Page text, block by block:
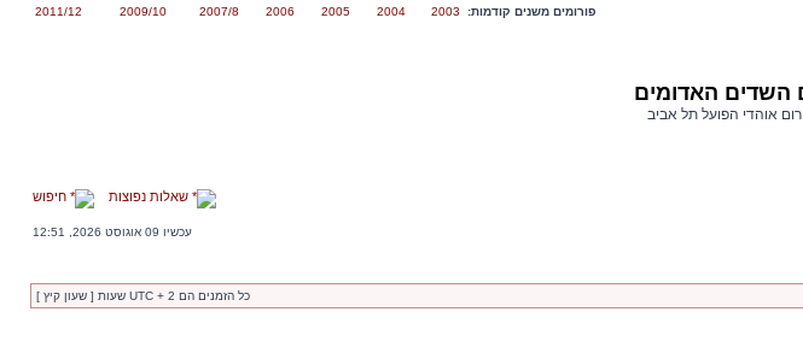
פורומים משנים קודמות: 2003
2004
2005
2006
2007/8
2009/10
2011/12
השדים האדומים
אוהדי הפועל תל אביב
שאלות נפוצות חיפוש
עכשיו 09 אוגוסט 2026, 12:51
כל הזמנים הם UTC + 2 שעות [ שעון קיץ ]